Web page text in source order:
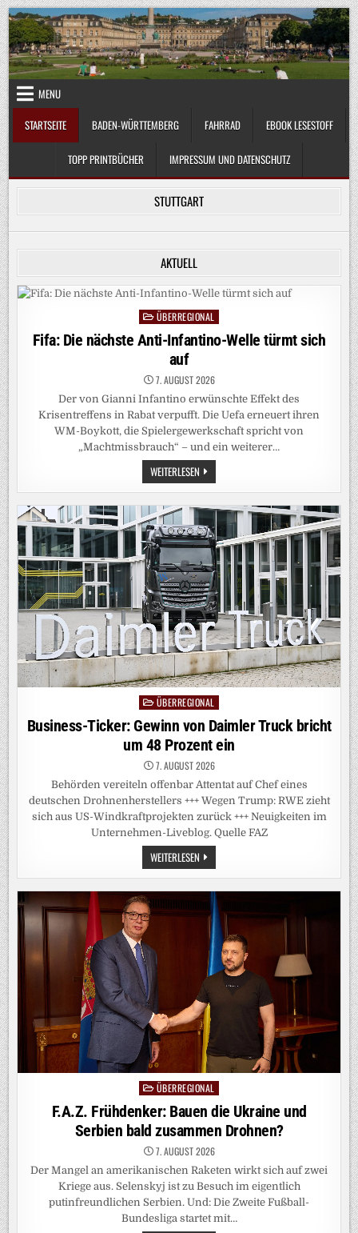
Skip
to
content
MENU
STARTSEITE
BADEN-WÜRTTEMBERG FAHRRAD EBOOK LESESTOFF
TOPP PRINTBÜCHER IMPRESSUM UND DATENSCHUTZ
STUTTGART
AKTUELL
Posted
in
ÜBERREGIONAL
Fifa: Die nächste Anti-Infantino-Welle türmt sich
auf
7. AUGUST 2026
Der von Gianni Infantino erwünschte Effekt des
Krisentreffens in Rabat verpufft. Die Uefa erneuert ihren
WM-Boykott, die Spielergewerkschaft spricht von
„Machtmissbrauch“ – und ein weiterer…
WEITERLESEN FIFA:
DIE
NÄCHSTE
ANTI-
INFANTINO-
WELLE
TÜRMT
SICH
AUF
Posted
in
ÜBERREGIONAL
Business-Ticker: Gewinn von Daimler Truck bricht
um 48 Prozent ein
7. AUGUST 2026
Behörden vereiteln offenbar Attentat auf Chef eines
deutschen Drohnenherstellers +++ Wegen Trump: RWE zieht
sich aus US-Windkraftprojekten zurück +++ Neuigkeiten im
Unternehmen-Liveblog. Quelle FAZ
WEITERLESEN BUSINESS-
TICKER:
GEWINN
VON
DAIMLER
TRUCK
BRICHT
UM
PROZENT
EIN
Posted
in
ÜBERREGIONAL
F.A.Z. Frühdenker: Bauen die Ukraine und
Serbien bald zusammen Drohnen?
7. AUGUST 2026
Der Mangel an amerikanischen Raketen wirkt sich auf zwei
Kriege aus. Selenskyj ist zu Besuch im eigentlich
putinfreundlichen Serbien. Und: Die Zweite Fußball-
Bundesliga startet mit…